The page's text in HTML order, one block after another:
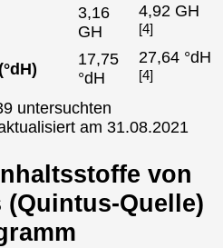
3,16
GH
4,92 GH
[4]
17,75
°dH
27,64 °dH
[4]
untersuchten
am 31.08.2021
von
Quelle)